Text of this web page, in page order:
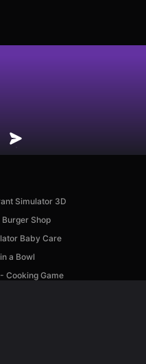
Simulator 3D
Shop
Baby Care
a Bowl
Cooking Game